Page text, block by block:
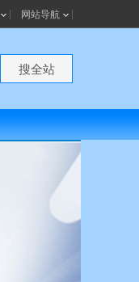
网站导航
搜全站